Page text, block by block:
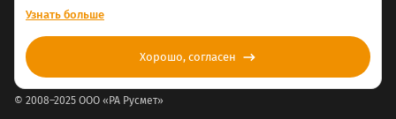
© 2008–2025 ООО «РА Русмет»
Политика конфиденциальности
Узнать больше
Хорошо, согласен